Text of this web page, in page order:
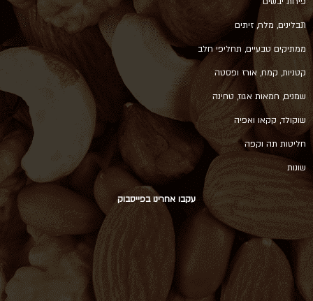
תבלינים, מלח, זיתים
ממתיקים טבעיים, תחליפי חלב
קטניות, קמח, אורז ופסטה
שמנים, חמאות אגוז, טחינה
שוקולד, קקאו ואפיה
חליטות תה וקפה
שונות
עקבו אחרינו בפייסבוק